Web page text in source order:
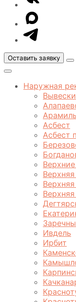
Telegram
MAX
Оставить заявку
Закрыть
менюНаружная
Вывески
Арамиль
Асбест
Асбест
Ивдель
Ирбит